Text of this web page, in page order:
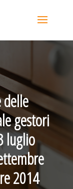
delle
gestori
luglio
2014